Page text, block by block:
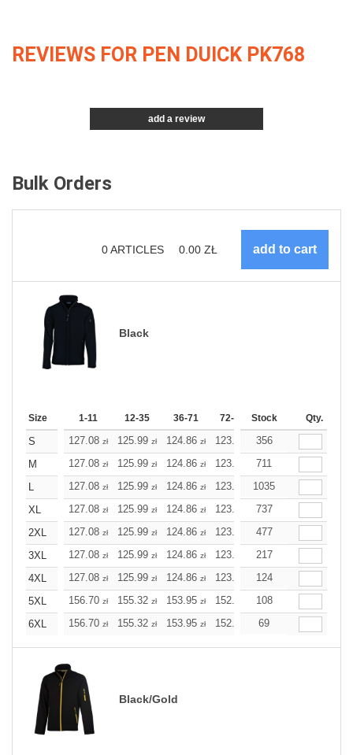
REVIEWS FOR PEN DUICK PK768
add a review
Bulk Orders
0ARTICLES 0.00 ZŁ
Black
Size 1-11 12-35 36-71 72-143 144-287 288 +
Stock Qty.
S 127.08 zł 125.99 zł 124.86 zł 123.78 122.69
356
M
127.08 zł 125.99 zł 124.86 zł 123.78 122.69
711
L
127.08 zł 125.99 zł 124.86 zł 123.78 zł 122.69
1035
XL
127.08 zł 125.99 zł 124.86 zł 123.78 122.69
737
2XL
127.08 zł 125.99 zł 124.86 zł 123.78 122.69
477
3XL
127.08 zł 125.99 zł 124.86 zł 123.78 122.69
217
4XL
127.08 zł 125.99 zł 124.86 zł 123.78 122.69
124
5XL
156.70 zł 155.32 zł 153.95 zł 152.62 151.25
108
6XL
156.70 zł 155.32 zł 153.95 zł 152.62 151.25
69
Black/Gold